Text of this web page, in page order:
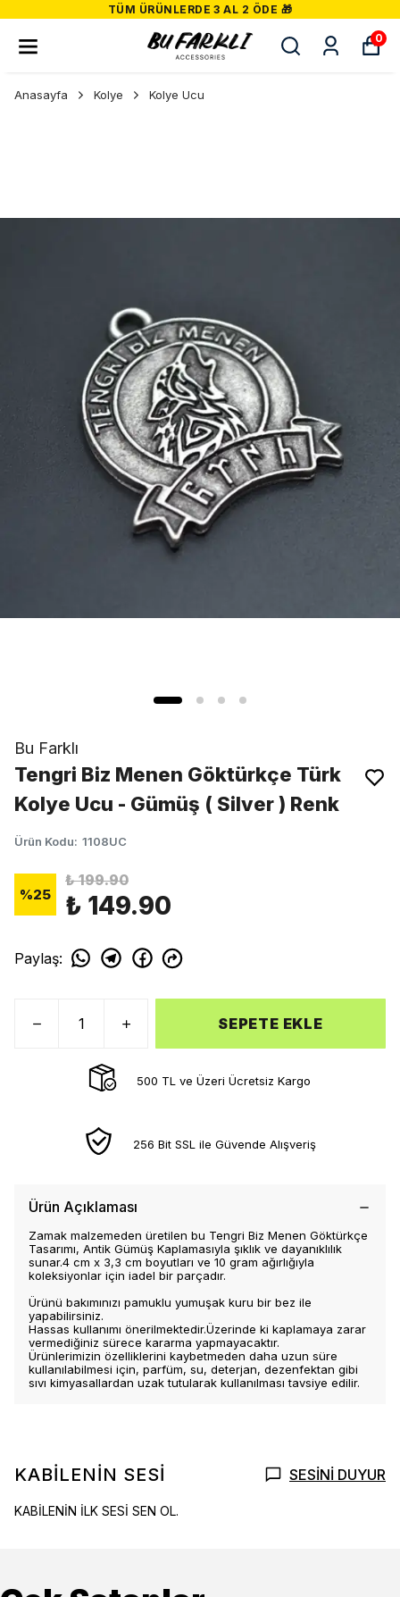
TÜM ÜRÜNLERDE 3 AL 2 ÖDE 🎁
0
Anasayfa Kolye Kolye Ucu
Bu Farklı
Tengri Biz Menen Göktürkçe Türk
Kolye Ucu - Gümüş ( Silver ) Renk
Ürün Kodu: 1108UC
%25
₺ 199.90
₺ 149.90
Paylaş:
SEPETE EKLE
500 TL ve Üzeri Ücretsiz Kargo
256 Bit SSL ile Güvende Alışveriş
Ürün Açıklaması
Zamak malzemeden üretilen bu Tengri Biz Menen Göktürkçe
Tasarımı, Antik Gümüş Kaplamasıyla şıklık ve dayanıklılık
sunar.4 cm x 3,3 cm boyutları ve 10 gram ağırlığıyla
koleksiyonlar için iadel bir parçadır.
Ürünü bakımınızı pamuklu yumuşak kuru bir bez ile
yapabilirsiniz.
Hassas kullanımı önerilmektedir.Üzerinde ki kaplamaya zarar
vermediğiniz sürece kararma yapmayacaktır.
Ürünlerimizin özelliklerini kaybetmeden daha uzun süre
kullanılabilmesi için, parfüm, su, deterjan, dezenfektan gibi
sıvı kimyasallardan uzak tutularak kullanılması tavsiye edilir.
KABİLENİN SESİ SESİNİ DUYUR
KABİLENİN İLK SESİ SEN OL.